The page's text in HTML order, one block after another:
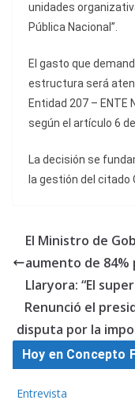
unidades
Pública Nacional”.
El gasto que
estructura será
Entidad 207 – ENTE
según el artículo 6
La decisión se
la gestión del citado
El Ministro de
aumento de 84%
Llaryora: “El
Renunció el
disputa por la
Hoy en Concepto
Entrevista